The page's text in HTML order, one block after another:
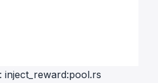
inject_reward:pool.rs